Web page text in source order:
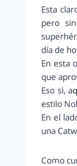
Esta
pero
día de
En esta
que
Eso si,
estilo
En el
una
Como